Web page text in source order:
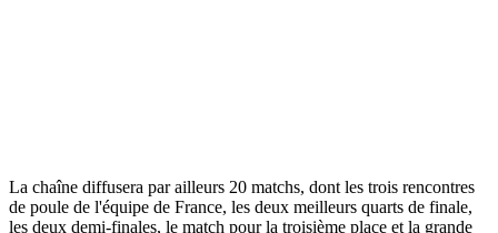
La chaîne diffusera par ailleurs 20 matchs, dont les trois rencontres
de poule de l'équipe de France, les deux meilleurs quarts de finale,
les deux demi-finales, le match pour la troisième place et la grande